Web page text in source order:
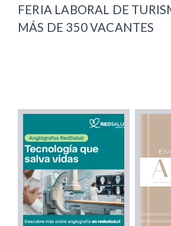
FERIA LABORAL DE
MÁS DE 350 VACANTES